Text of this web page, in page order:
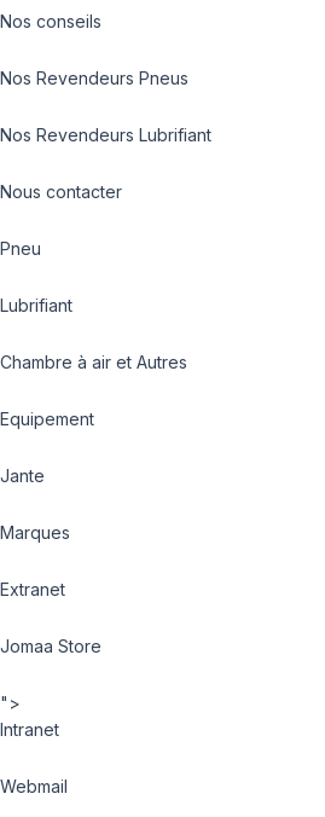
Nos conseils
Nos Revendeurs Pneus
Nos Revendeurs Lubrifiant
Nous contacter
Pneu
Lubrifiant
Chambre à air et Autres
Equipement
Jante
Marques
Extranet
Jomaa Store
">
Intranet
Webmail